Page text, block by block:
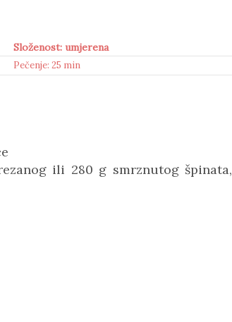
Složenost: umjerena
Pečenje: 25 min
ili 280 g smrznutog špinata,